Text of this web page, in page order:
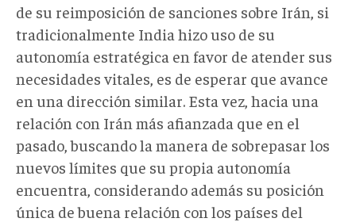
de su reimposición de sanciones sobre Irán, si
tradicionalmente India hizo uso de su
autonomía estratégica en favor de atender sus
necesidades vitales, es de esperar que avance
en una dirección similar. Esta vez, hacia una
relación con Irán más afianzada que en el
pasado, buscando la manera de sobrepasar los
nuevos límites que su propia autonomía
encuentra, considerando además su posición
única de buena relación con los países del